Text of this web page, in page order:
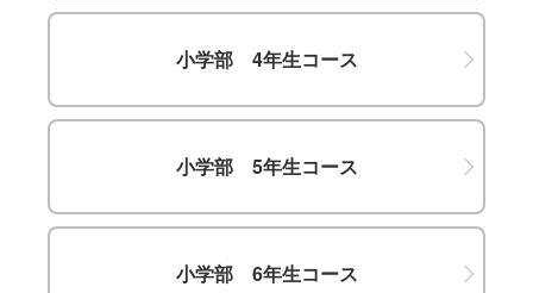
小学部 4年生コース
小学部 5年生コース
小学部 6年生コース